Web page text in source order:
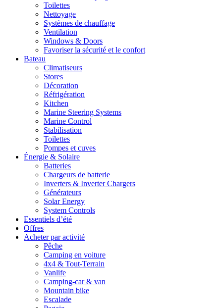
Toilettes
Nettoyage
Systèmes de chauffage
Ventilation
Windows & Doors
Favoriser la sécurité et le confort
Bateau
Climatiseurs
Stores
Décoration
Réfrigération
Kitchen
Marine Steering Systems
Marine Control
Stabilisation
Toilettes
Pompes et cuves
Énergie & Solaire
Batteries
Chargeurs de batterie
Inverters & Inverter Chargers
Générateurs
Solar Energy
System Controls
Essentiels d’été
Offres
Acheter par activité
Pêche
Camping en voiture
4x4 & Tout-Terrain
Vanlife
Camping-car & van
Mountain bike
Escalade